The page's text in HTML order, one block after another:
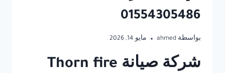
01554305486
بواسطة ahmed مايو 14, 2026
شركة صيانة Thorn fire